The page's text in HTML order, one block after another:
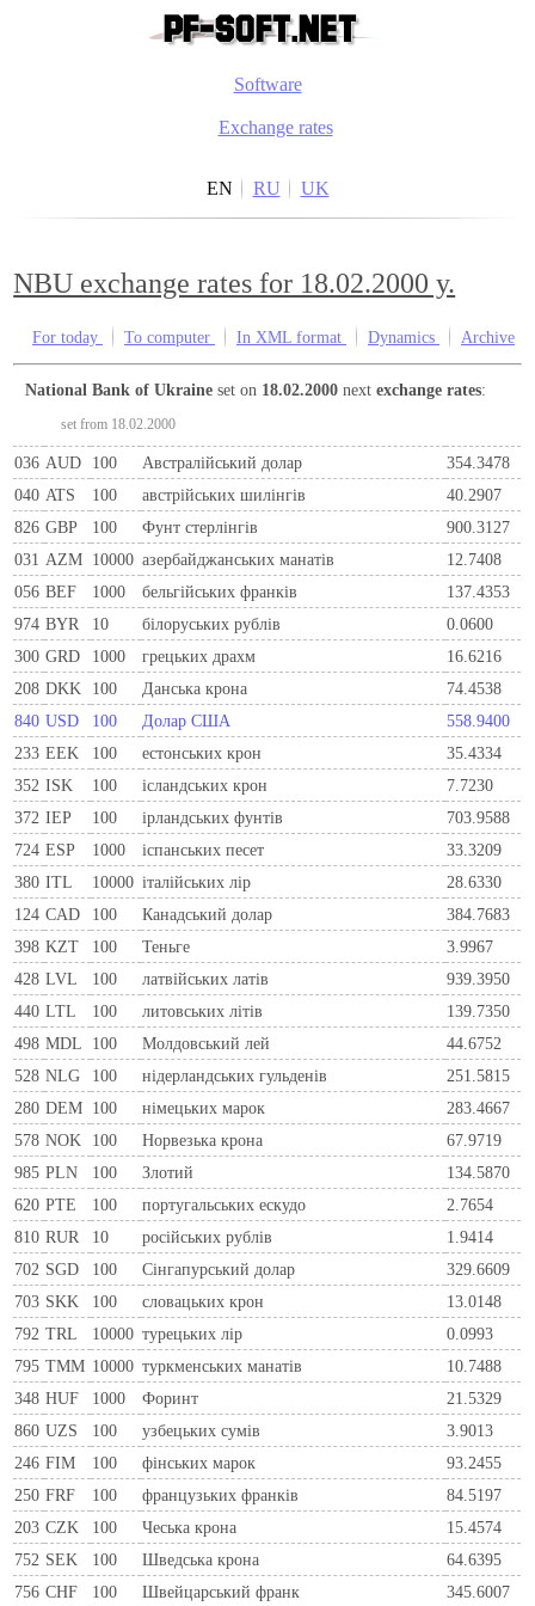
Software
Exchange rates
EN RU UK
NBU exchange rates for 18.02.2000 y.
For today To computer In XML format Dynamics Archive
National Bank of Ukraine set on 18.02.2000 nextexchange rates:
set from 18.02.2000
036 AUD 100 Австралійський долар
354.3478
040 ATS 100 австрiйських шилiнгiв
40.2907
826 GBP 100 Фунт стерлінгів
900.3127
031 AZM 10000 азербайджанських манатів
12.7408
056 BEF 1000 бельгiйських франкiв
137.4353
974 BYR 10 білоруських рублів
0.0600
300 GRD 1000 грецьких драхм
16.6216
208 DKK 100 Данська крона
74.4538
840 USD 100 Долар США
558.9400
233 EEK 100 естонських крон
35.4334
352 ISK 100 ісландських крон
7.7230
372 IEP 100 iрландських фунтiв
703.9588
724 ESP 1000 iспанських песет
33.3209
380 ITL 10000 iталiйських лiр
28.6330
124 CAD 100 Канадський долар
384.7683
398 KZT 100 Теньге
3.9967
428 LVL 100 латвійських латів
939.3950
440 LTL 100 литовських літів
139.7350
498 MDL 100 Молдовський лей
44.6752
528 NLG 100 нiдерландських гульденiв
251.5815
280 DEM 100 нiмецьких марок
283.4667
578 NOK 100 Норвезька крона
67.9719
985 PLN 100 Злотий
134.5870
620 PTE 100 португальських ескудо
2.7654
810 RUR 10 росiйських рублiв
1.9414
702 SGD 100 Сінгапурський долар
329.6609
703 SKK 100 словацьких крон
13.0148
792 TRL 10000 турецьких лір
0.0993
795 TMM 10000 туркменських манатів
10.7488
348 HUF 1000 Форинт
21.5329
860 UZS 100 узбецьких сумів
3.9013
246 FIM 100 фiнських марок
93.2455
250 FRF 100 французьких франкiв
84.5197
203 CZK 100 Чеська крона
15.4574
752 SEK 100 Шведська крона
64.6395
756 CHF 100 Швейцарський франк 345.6007